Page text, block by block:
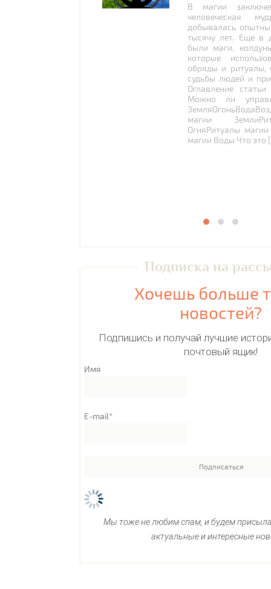
В магии
человеческая
добывалась
тысячу лет. Еще в
были маги,
которые
обряды и ритуалы,
судьбы людей и
Оглавление
Можно ли
магии
ОгняРитуалы
магии Воды Что это
Подписка на
Хочешь больше
новостей?
Подпишись и получай лучшие
почтовый ящик!
Имя
E-mail*
Мы тоже не любим спам, и будем
актуальные и интересные